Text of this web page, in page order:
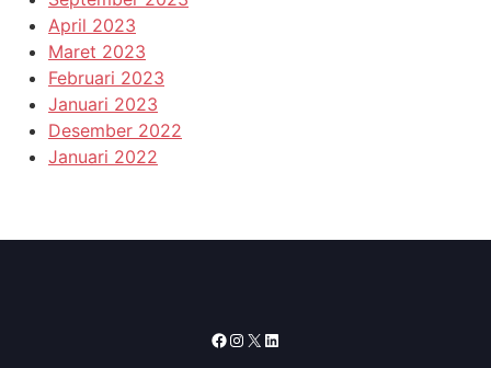
April 2023
Maret 2023
Februari 2023
Januari 2023
Desember 2022
Januari 2022
Facebook
Instagram
X LinkedIn